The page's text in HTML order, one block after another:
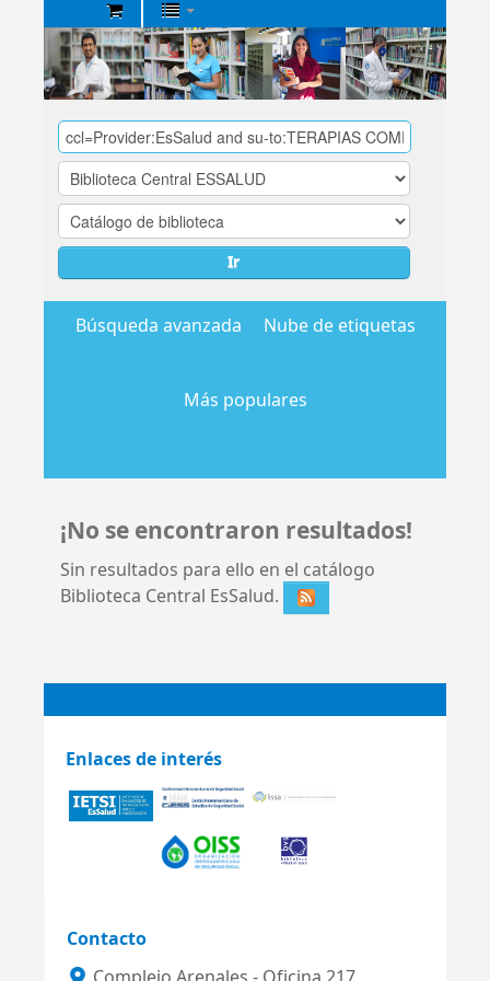
Biblioteca
Central
EsSalud
Ir
Búsqueda avanzada Nube de etiquetas
Más populares
¡No se encontraron resultados!
Sin resultados para ello en el catálogo
Biblioteca Central EsSalud.
Enlaces de interés
Contacto